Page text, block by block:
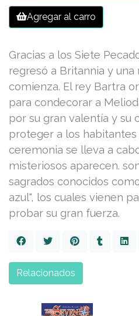
Agregar al carro
Gracias a los Siete
regresó a Britannia y una
comienza. El rey Bartra
para condecorar a
por su gran valentía y su
proteger a los
ceremonia se lleva a
misteriosos aparecen.
sagrados conocidos
azul", los cuales vienen
probar su gran fuerza.
Relacionados